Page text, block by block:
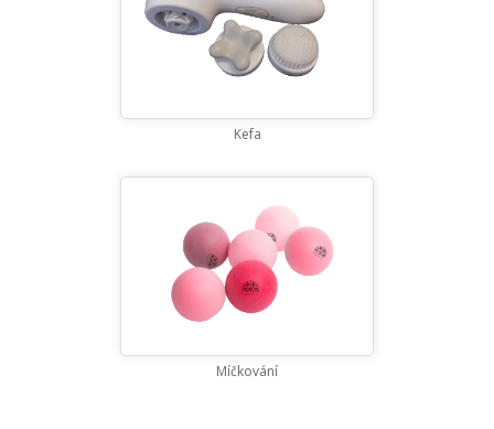
Kefa
Míčkování